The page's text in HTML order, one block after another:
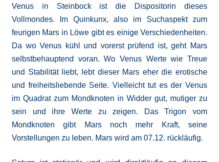
Venus in Steinbock ist die Dispositorin dieses
Vollmondes. Im Quinkunx, also im Suchaspekt zum
feurigen Mars in Löwe gibt es einige Verschiedenheiten.
Da wo Venus kühl und vorerst prüfend ist, geht Mars
selbstbehauptend voran. Wo Venus Werte wie Treue
und Stabilität liebt, lebt dieser Mars eher die erotische
und freiheitsliebende Seite. Vielleicht tut es der Venus
im Quadrat zum Mondknoten in Widder gut, mutiger zu
sein und ihre Werte zu zeigen. Das Trigon vom
Mondknoten gibt Mars noch mehr Kraft, seine
Vorstellungen zu leben. Mars wird am 07.12. rückläufig.